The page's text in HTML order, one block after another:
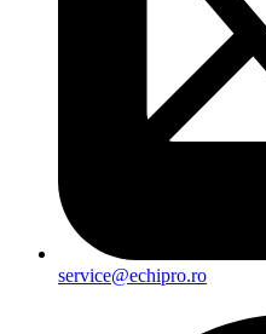
service@echipro.ro